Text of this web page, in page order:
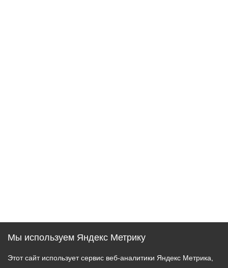
Мы используем Яндекс Метрику
Этот сайт использует сервис веб-аналитики Яндекс Метрика,